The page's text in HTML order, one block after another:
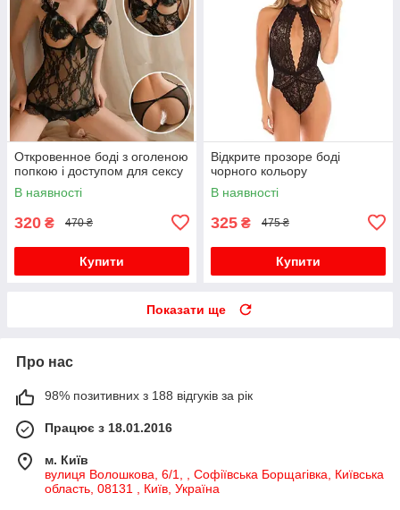
Откровенное боді з оголеною
попкою і доступом для сексу
В наявності
320 ₴ 470 ₴
Купити
Відкрите прозоре боді
чорного кольору
В наявності
325 ₴ 475 ₴
Купити
Показати ще
Про нас
98% позитивних з 188 відгуків за рік
Працює з 18.01.2016
м. Київ
вулиця Волошкова, 6/1, , Софіївська Борщагівка, Київська
область, 08131 , Київ, Україна